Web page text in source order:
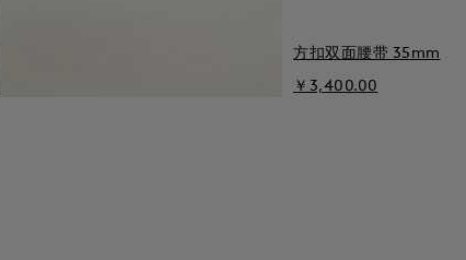
方扣双面腰带 35mm
￥3,400.00